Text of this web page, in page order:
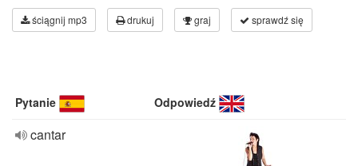
ściągnij mp3 drukuj graj sprawdź się
Pytanie Odpowiedź
cantar